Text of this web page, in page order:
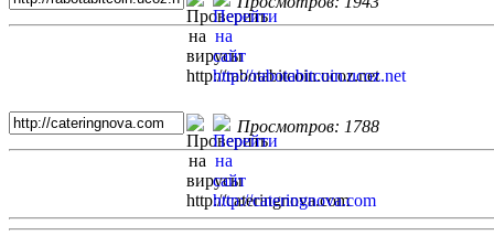
Просмотров: 1788